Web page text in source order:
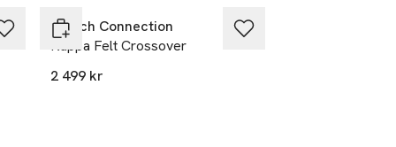
French Connection
Kappa Felt Crossover
2 499 kr